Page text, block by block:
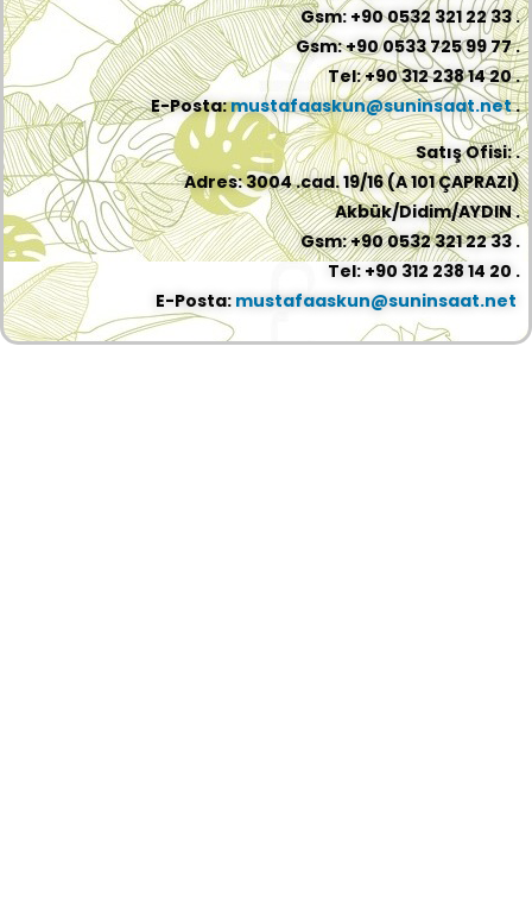
Gsm: +90 0532 321 22 33 .
Gsm: +90 0533 725 99 77 .
Tel: +90 312 238 14 20 .
E-Posta:mustafaaskun@suninsaat.net.
Satış Ofisi: .
Adres: 3004 .cad. 19/16 (A 101 ÇAPRAZI)
Akbük/Didim/AYDIN .
Gsm: +90 0532 321 22 33 .
Tel: +90 312 238 14 20 .
E-Posta: mustafaaskun@suninsaat.net